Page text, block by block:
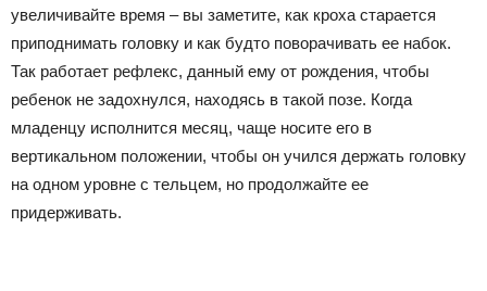
увеличивайте время – вы заметите, как кроха старается
приподнимать головку и как будто поворачивать ее набок.
Так работает рефлекс, данный ему от рождения, чтобы
ребенок не задохнулся, находясь в такой позе. Когда
младенцу исполнится месяц, чаще носите его в
вертикальном положении, чтобы он учился держать головку
на одном уровне с тельцем, но продолжайте ее
придерживать.